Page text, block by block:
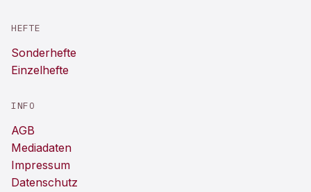
HEFTE
Sonderhefte
Einzelhefte
INFO
AGB
Mediadaten
Impressum
Datenschutz